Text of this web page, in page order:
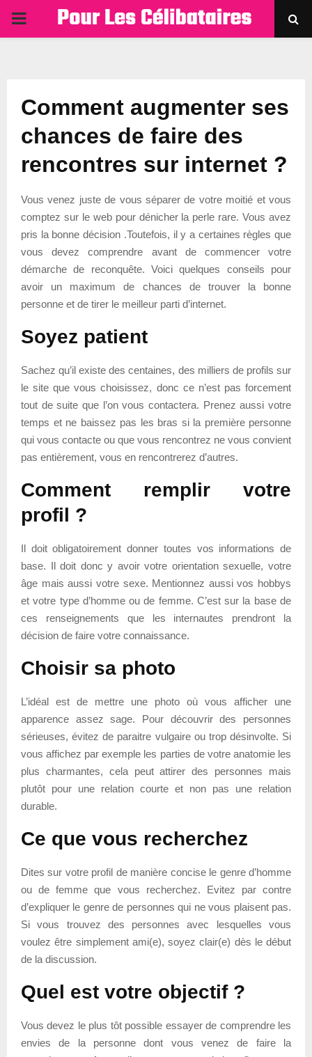
PRIMARY
Comment augmenter ses
chances de faire des
rencontres sur internet ?
Vous venez juste de vous séparer de votre moitié et vous
comptez sur le web pour dénicher la perle rare. Vous avez
pris la bonne décision .Toutefois, il y a certaines règles que
vous devez comprendre avant de commencer votre
démarche de reconquête. Voici quelques conseils pour
avoir un maximum de chances de trouver la bonne
personne et de tirer le meilleur parti d’internet.
Soyez patient
Sachez qu’il existe des centaines, des milliers de profils sur
le site que vous choisissez, donc ce n’est pas forcement
tout de suite que l’on vous contactera. Prenez aussi votre
temps et ne baissez pas les bras si la première personne
qui vous contacte ou que vous rencontrez ne vous convient
pas entièrement, vous en rencontrerez d’autres.
Comment remplir votre
profil ?
Il doit obligatoirement donner toutes vos informations de
base. Il doit donc y avoir votre orientation sexuelle, votre
âge mais aussi votre sexe. Mentionnez aussi vos hobbys
et votre type d’homme ou de femme. C’est sur la base de
ces renseignements que les internautes prendront la
décision de faire votre connaissance.
Choisir sa photo
L’idéal est de mettre une photo où vous afficher une
apparence assez sage. Pour découvrir des personnes
sérieuses, évitez de paraitre vulgaire ou trop désinvolte. Si
vous affichez par exemple les parties de votre anatomie les
plus charmantes, cela peut attirer des personnes mais
plutôt pour une relation courte et non pas une relation
durable.
Ce que vous recherchez
Dites sur votre profil de manière concise le genre d’homme
ou de femme que vous recherchez. Evitez par contre
d’expliquer le genre de personnes qui ne vous plaisent pas.
Si vous trouvez des personnes avec lesquelles vous
voulez être simplement ami(e), soyez clair(e) dès le début
de la discussion.
Quel est votre objectif ?
Vous devez le plus tôt possible essayer de comprendre les
envies de la personne dont vous venez de faire la